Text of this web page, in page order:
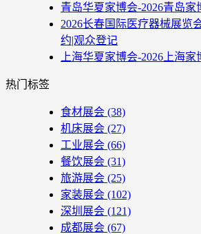
青岛华夏家博会-2026青岛家
2026长春国际医疗器械展览
约|观众登记
上海华夏家博会-2026上海
热门标签
食材展会 (38)
机床展会 (27)
工业展会 (66)
餐饮展会 (31)
旅游展会 (25)
家装展会 (102)
深圳展会 (121)
成都展会 (67)